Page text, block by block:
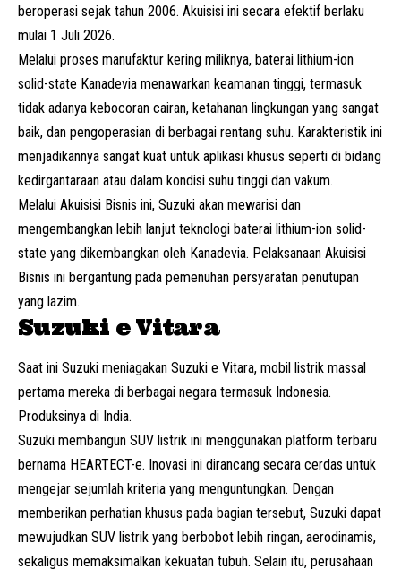
beroperasi sejak tahun 2006. Akuisisi ini secara efektif berlaku
mulai 1 Juli 2026.
Melalui proses manufaktur kering miliknya, baterai lithium-ion
solid-state Kanadevia menawarkan keamanan tinggi, termasuk
tidak adanya kebocoran cairan, ketahanan lingkungan yang sangat
baik, dan pengoperasian di berbagai rentang suhu. Karakteristik ini
menjadikannya sangat kuat untuk aplikasi khusus seperti di bidang
kedirgantaraan atau dalam kondisi suhu tinggi dan vakum.
Melalui Akuisisi Bisnis ini, Suzuki akan mewarisi dan
mengembangkan lebih lanjut teknologi baterai lithium-ion solid-
state yang dikembangkan oleh Kanadevia. Pelaksanaan Akuisisi
Bisnis ini bergantung pada pemenuhan persyaratan penutupan
yang lazim.
Suzuki e Vitara
Saat ini Suzuki meniagakan Suzuki e Vitara, mobil listrik massal
pertama mereka di berbagai negara termasuk Indonesia.
Produksinya di India.
Suzuki membangun SUV listrik ini menggunakan platform terbaru
bernama HEARTECT-e. Inovasi ini dirancang secara cerdas untuk
mengejar sejumlah kriteria yang menguntungkan. Dengan
memberikan perhatian khusus pada bagian tersebut, Suzuki dapat
mewujudkan SUV listrik yang berbobot lebih ringan, aerodinamis,
sekaligus memaksimalkan kekuatan tubuh. Selain itu, perusahaan